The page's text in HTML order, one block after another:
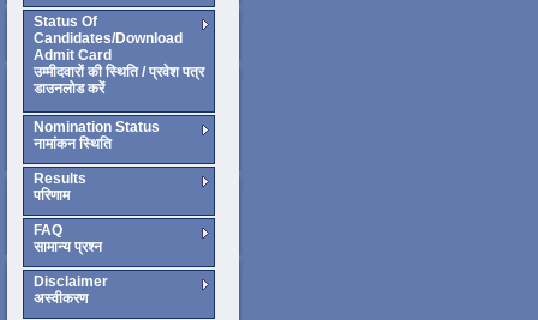
Status Of
Candidates/Download
Admit Card
उम्मीदवारों की स्थिति / प्रवेश पत्र
डाउनलोड करें
Nomination Status
नामांकन स्थिति
Results
परिणाम
FAQ
सामान्य प्रश्न
Disclaimer
अस्वीकरण